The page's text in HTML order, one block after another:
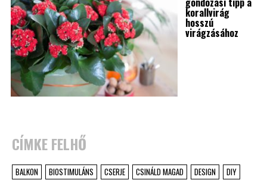
korallvirág
hosszú
virágzásához
CÍMKE FELHŐ
BALKON BIOSTIMULÁNS CSERJE CSINÁLD MAGAD DESIGN
DIY